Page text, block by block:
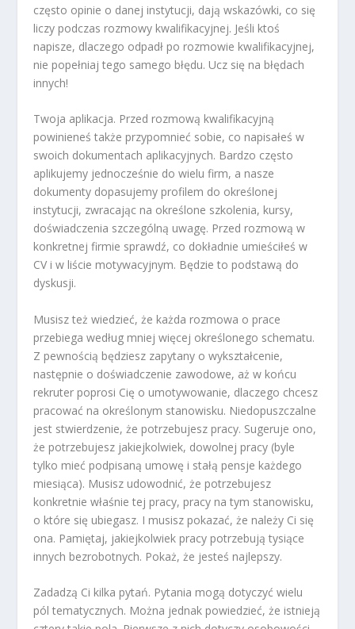
często opinie o danej instytucji, dają wskazówki, co się
liczy podczas rozmowy kwalifikacyjnej. Jeśli ktoś
napisze, dlaczego odpadł po rozmowie kwalifikacyjnej,
nie popełniaj tego samego błędu. Ucz się na błędach
innych!
Twoja aplikacja. Przed rozmową kwalifikacyjną
powinieneś także przypomnieć sobie, co napisałeś w
swoich dokumentach aplikacyjnych. Bardzo często
aplikujemy jednocześnie do wielu firm, a nasze
dokumenty dopasujemy profilem do określonej
instytucji, zwracając na określone szkolenia, kursy,
doświadczenia szczególną uwagę. Przed rozmową w
konkretnej firmie sprawdź, co dokładnie umieściłeś w
CV i w liście motywacyjnym. Będzie to podstawą do
dyskusji.
Musisz też wiedzieć, że każda rozmowa o prace
przebiega według mniej więcej określonego schematu.
Z pewnością będziesz zapytany o wykształcenie,
następnie o doświadczenie zawodowe, aż w końcu
rekruter poprosi Cię o umotywowanie, dlaczego chcesz
pracować na określonym stanowisku. Niedopuszczalne
jest stwierdzenie, że potrzebujesz pracy. Sugeruje ono,
że potrzebujesz jakiejkolwiek, dowolnej pracy (byle
tylko mieć podpisaną umowę i stałą pensje każdego
miesiąca). Musisz udowodnić, że potrzebujesz
konkretnie właśnie tej pracy, pracy na tym stanowisku,
o które się ubiegasz. I musisz pokazać, że należy Ci się
ona. Pamiętaj, jakiejkolwiek pracy potrzebują tysiące
innych bezrobotnych. Pokaż, że jesteś najlepszy.
Zadadzą Ci kilka pytań. Pytania mogą dotyczyć wielu
pól tematycznych. Można jednak powiedzieć, że istnieją